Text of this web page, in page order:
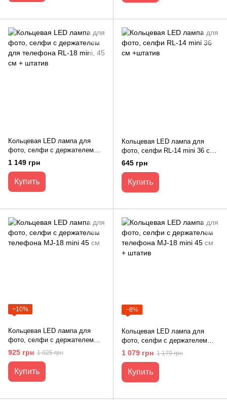
Кольцевая LED лампа для
фото, селфи с держателем
для телефона RL-18 mini, 45
см + штатив
1 149 грн
Купить
Кольцевая LED лампа для
фото, селфи RL-14 mini 36 см
+штатив
645 грн
Купить
−10%
Кольцевая LED лампа для
фото, селфи с держателем
телефона MJ-18 mini 45 см
925 грн 1 025 грн
Купить
−8%
Кольцевая LED лампа для
фото, селфи с держателем
телефона MJ-18 mini 45 см +
1 079 грн 1 179 грн
Купить